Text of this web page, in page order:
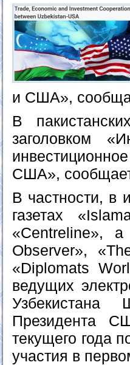
и США»,
В
заголовком
США»,
В частности, в
газетах
«Centreline»,
Observer»,
«Diplomats
ведущих
Президента
текущего года
участия в